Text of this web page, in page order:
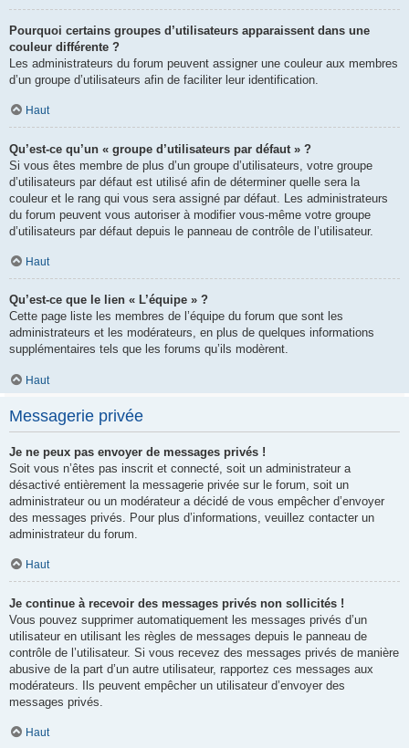
Pourquoi certains groupes d’utilisateurs apparaissent dans une
couleur différente ?
Les administrateurs du forum peuvent assigner une couleur aux membres
d’un groupe d’utilisateurs afin de faciliter leur identification.
Haut
Qu’est-ce qu’un « groupe d’utilisateurs par défaut » ?
Si vous êtes membre de plus d’un groupe d’utilisateurs, votre groupe
d’utilisateurs par défaut est utilisé afin de déterminer quelle sera la
couleur et le rang qui vous sera assigné par défaut. Les administrateurs
du forum peuvent vous autoriser à modifier vous-même votre groupe
d’utilisateurs par défaut depuis le panneau de contrôle de l’utilisateur.
Haut
Qu’est-ce que le lien « L’équipe » ?
Cette page liste les membres de l’équipe du forum que sont les
administrateurs et les modérateurs, en plus de quelques informations
supplémentaires tels que les forums qu’ils modèrent.
Haut
Messagerie privée
Je ne peux pas envoyer de messages privés !
Soit vous n’êtes pas inscrit et connecté, soit un administrateur a
désactivé entièrement la messagerie privée sur le forum, soit un
administrateur ou un modérateur a décidé de vous empêcher d’envoyer
des messages privés. Pour plus d’informations, veuillez contacter un
administrateur du forum.
Haut
Je continue à recevoir des messages privés non sollicités !
Vous pouvez supprimer automatiquement les messages privés d’un
utilisateur en utilisant les règles de messages depuis le panneau de
contrôle de l’utilisateur. Si vous recevez des messages privés de manière
abusive de la part d’un autre utilisateur, rapportez ces messages aux
modérateurs. Ils peuvent empêcher un utilisateur d’envoyer des
messages privés.
Haut